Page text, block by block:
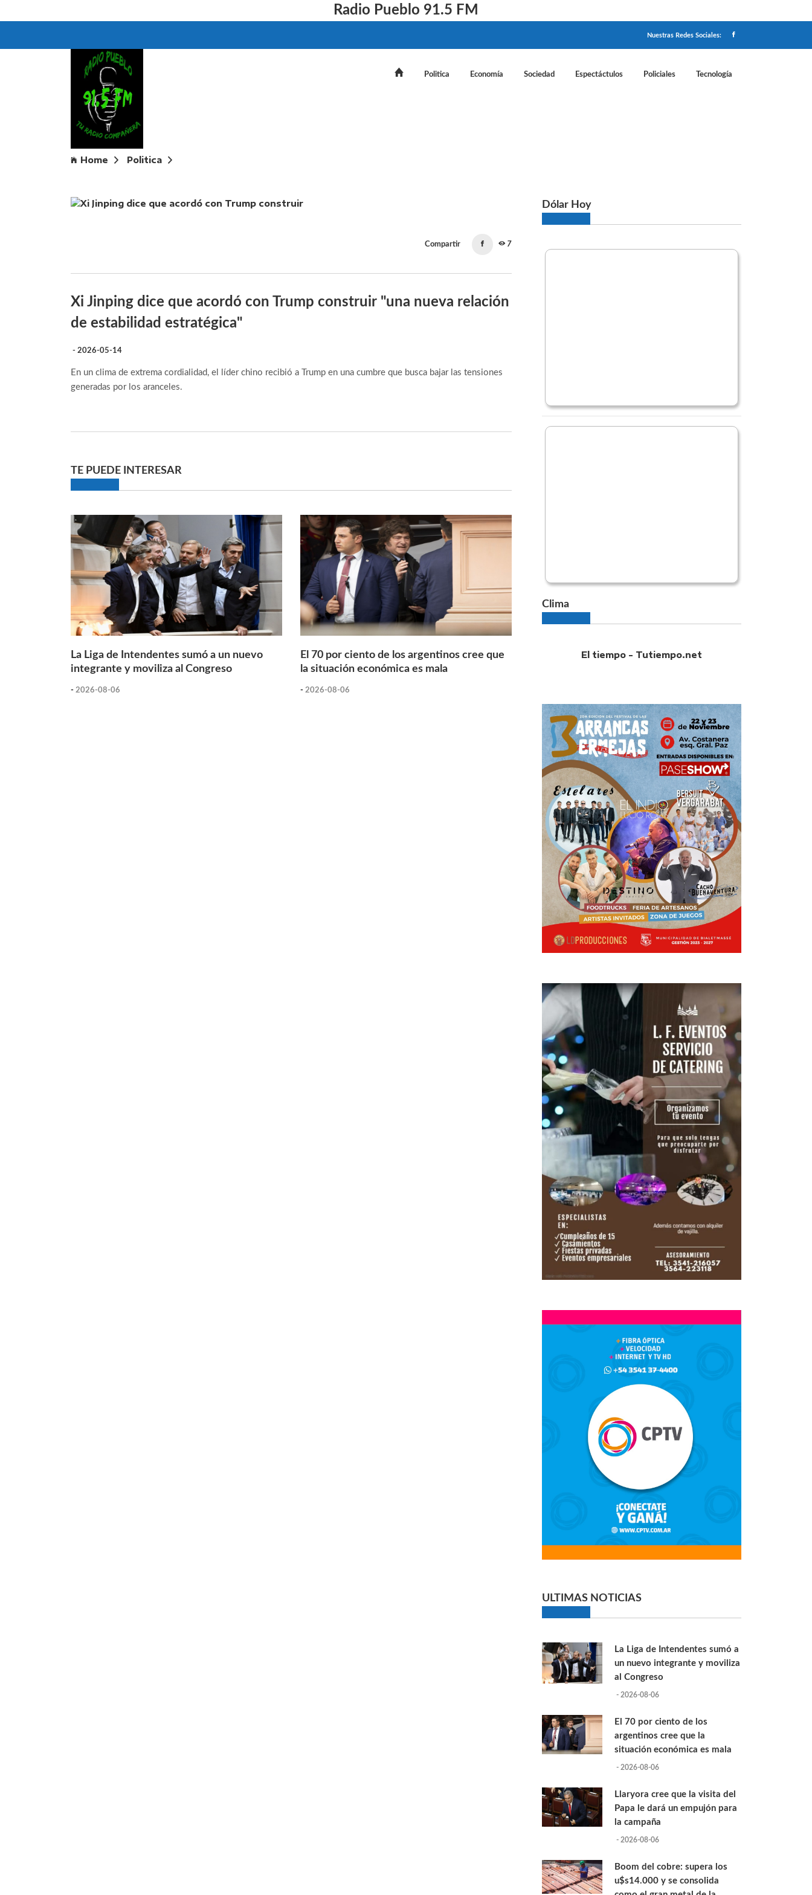
Radio Pueblo 91.5 FM
Nuestras Redes Sociales:
Politica Economía Sociedad Espectáctulos Policiales Tecnología
Home Politica
Compartir 7
Xi Jinping dice que acordó con Trump construir "una nueva relación
de estabilidad estratégica"
- 2026-05-14
En un clima de extrema cordialidad, el líder chino recibió a Trump en una cumbre que busca bajar las tensiones
generadas por los aranceles.
TE PUEDE INTERESAR
La Liga de Intendentes sumó a un nuevo
integrante y moviliza al Congreso
- 2026-08-06
El 70 por ciento de los argentinos cree que
la situación económica es mala
- 2026-08-06
Dólar Hoy
Clima
El tiempo - Tutiempo.net
ULTIMAS NOTICIAS
La Liga de Intendentes sumó a
un nuevo integrante y moviliza
al Congreso
- 2026-08-06
El 70 por ciento de los
argentinos cree que la
situación económica es mala
- 2026-08-06
Llaryora cree que la visita del
Papa le dará un empujón para
la campaña
- 2026-08-06
Boom del cobre: supera los
u$s14.000 y se consolida